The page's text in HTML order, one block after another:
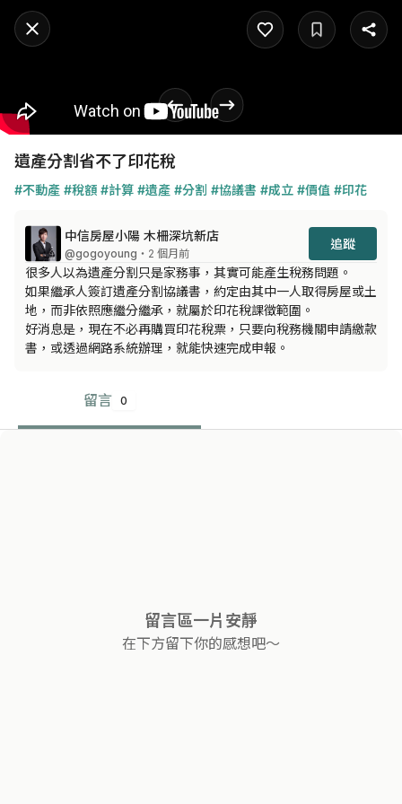
遺產分割省不了印花稅
#不動產 #稅額 #計算 #遺產 #分割 #協議書 #成立 #價值 #印花
中信房屋小陽 木柵深坑新店
@gogoyoung ・2 個月前
追蹤
很多人以為遺產分割只是家務事，其實可能產生稅務問題。
如果繼承人簽訂遺產分割協議書，約定由其中一人取得房屋或土
地，而非依照應繼分繼承，就屬於印花稅課徵範圍。
好消息是，現在不必再購買印花稅票，只要向稅務機關申請繳款
書，或透過網路系統辦理，就能快速完成申報。
留言 0
留言區一片安靜
在下方留下你的感想吧～